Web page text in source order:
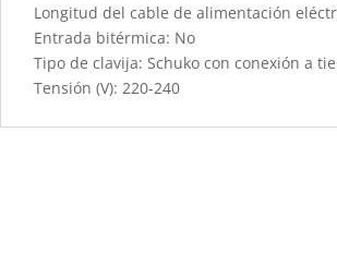
Longitud del cable de alimentación
Entrada bitérmica: No
Tipo de clavija: Schuko con conexión a
Tensión (V): 220-240